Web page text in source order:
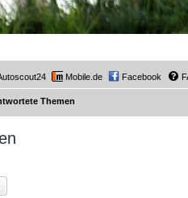
Mobile.de Facebook
Themen